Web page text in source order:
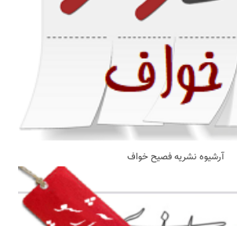
آرشیوه نشریه فصیح خواف